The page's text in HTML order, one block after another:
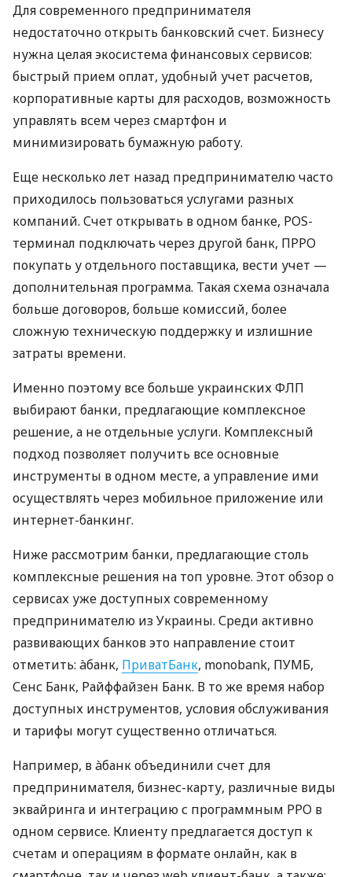
Для современного предпринимателя
недостаточно открыть банковский счет. Бизнесу
нужна целая экосистема финансовых сервисов:
быстрый прием оплат, удобный учет расчетов,
корпоративные карты для расходов, возможность
управлять всем через смартфон и
минимизировать бумажную работу.
Еще несколько лет назад предпринимателю часто
приходилось пользоваться услугами разных
компаний. Счет открывать в одном банке, POS-
терминал подключать через другой банк, ПРРО
покупать у отдельного поставщика, вести учет —
дополнительная программа. Такая схема означала
больше договоров, больше комиссий, более
сложную техническую поддержку и излишние
затраты времени.
Именно поэтому все больше украинских ФЛП
выбирают банки, предлагающие комплексное
решение, а не отдельные услуги. Комплексный
подход позволяет получить все основные
инструменты в одном месте, а управление ими
осуществлять через мобильное приложение или
интернет-банкинг.
Ниже рассмотрим банки, предлагающие столь
комплексные решения на топ уровне. Этот обзор о
сервисах уже доступных современному
предпринимателю из Украины. Среди активно
развивающих банков это направление стоит
отметить: àбанк, ПриватБанк, monobank, ПУМБ,
Сенс Банк, Райффайзен Банк. В то же время набор
доступных инструментов, условия обслуживания
и тарифы могут существенно отличаться.
Например, в àбанк объединили счет для
предпринимателя, бизнес-карту, различные виды
эквайринга и интеграцию с программным РРО в
одном сервисе. Клиенту предлагается доступ к
счетам и операциям в формате онлайн, как в